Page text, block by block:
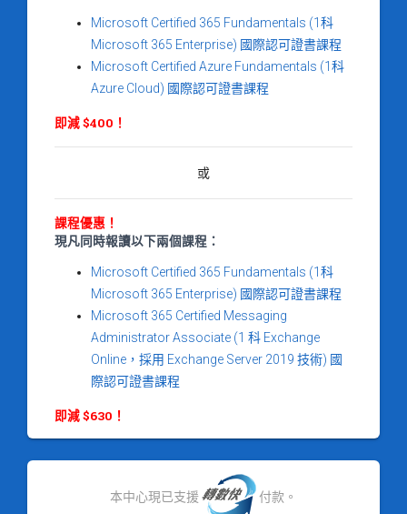
Microsoft Certified 365 Fundamentals (1科
Microsoft 365 Enterprise) 國際認可證書課程
Microsoft Certified Azure Fundamentals (1科
Azure Cloud) 國際認可證書課程
即減 $400！
或
課程優惠！
現凡同時報讀以下兩個課程：
Microsoft Certified 365 Fundamentals (1科
Microsoft 365 Enterprise) 國際認可證書課程
Microsoft 365 Certified Messaging
Administrator Associate (1 科 Exchange
Online，採用 Exchange Server 2019 技術) 國
際認可證書課程
即減 $630！
本中心現已支援 付款。